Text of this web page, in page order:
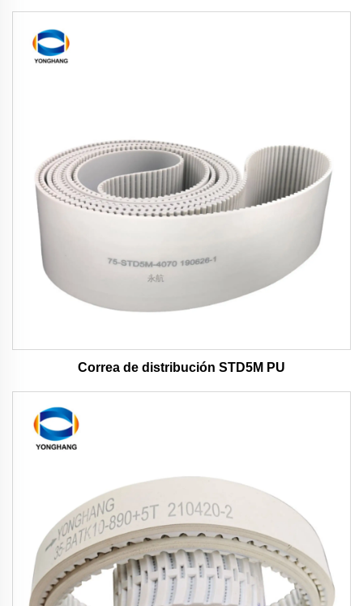
Correa de distribución STD5M PU